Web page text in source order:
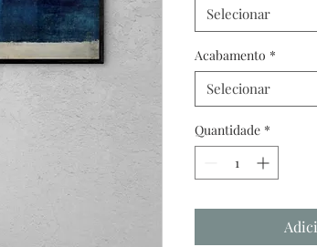
Selecionar
Acabamento *
Selecionar
Quantidade *